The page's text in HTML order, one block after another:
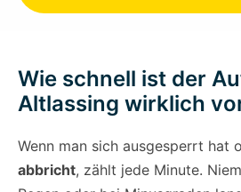
Wie schnell ist der
Altlassing wirklich
Wenn man sich ausgesperrt hat
abbricht, zählt jede Minute.